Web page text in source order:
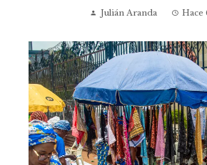
Julián Aranda Hace